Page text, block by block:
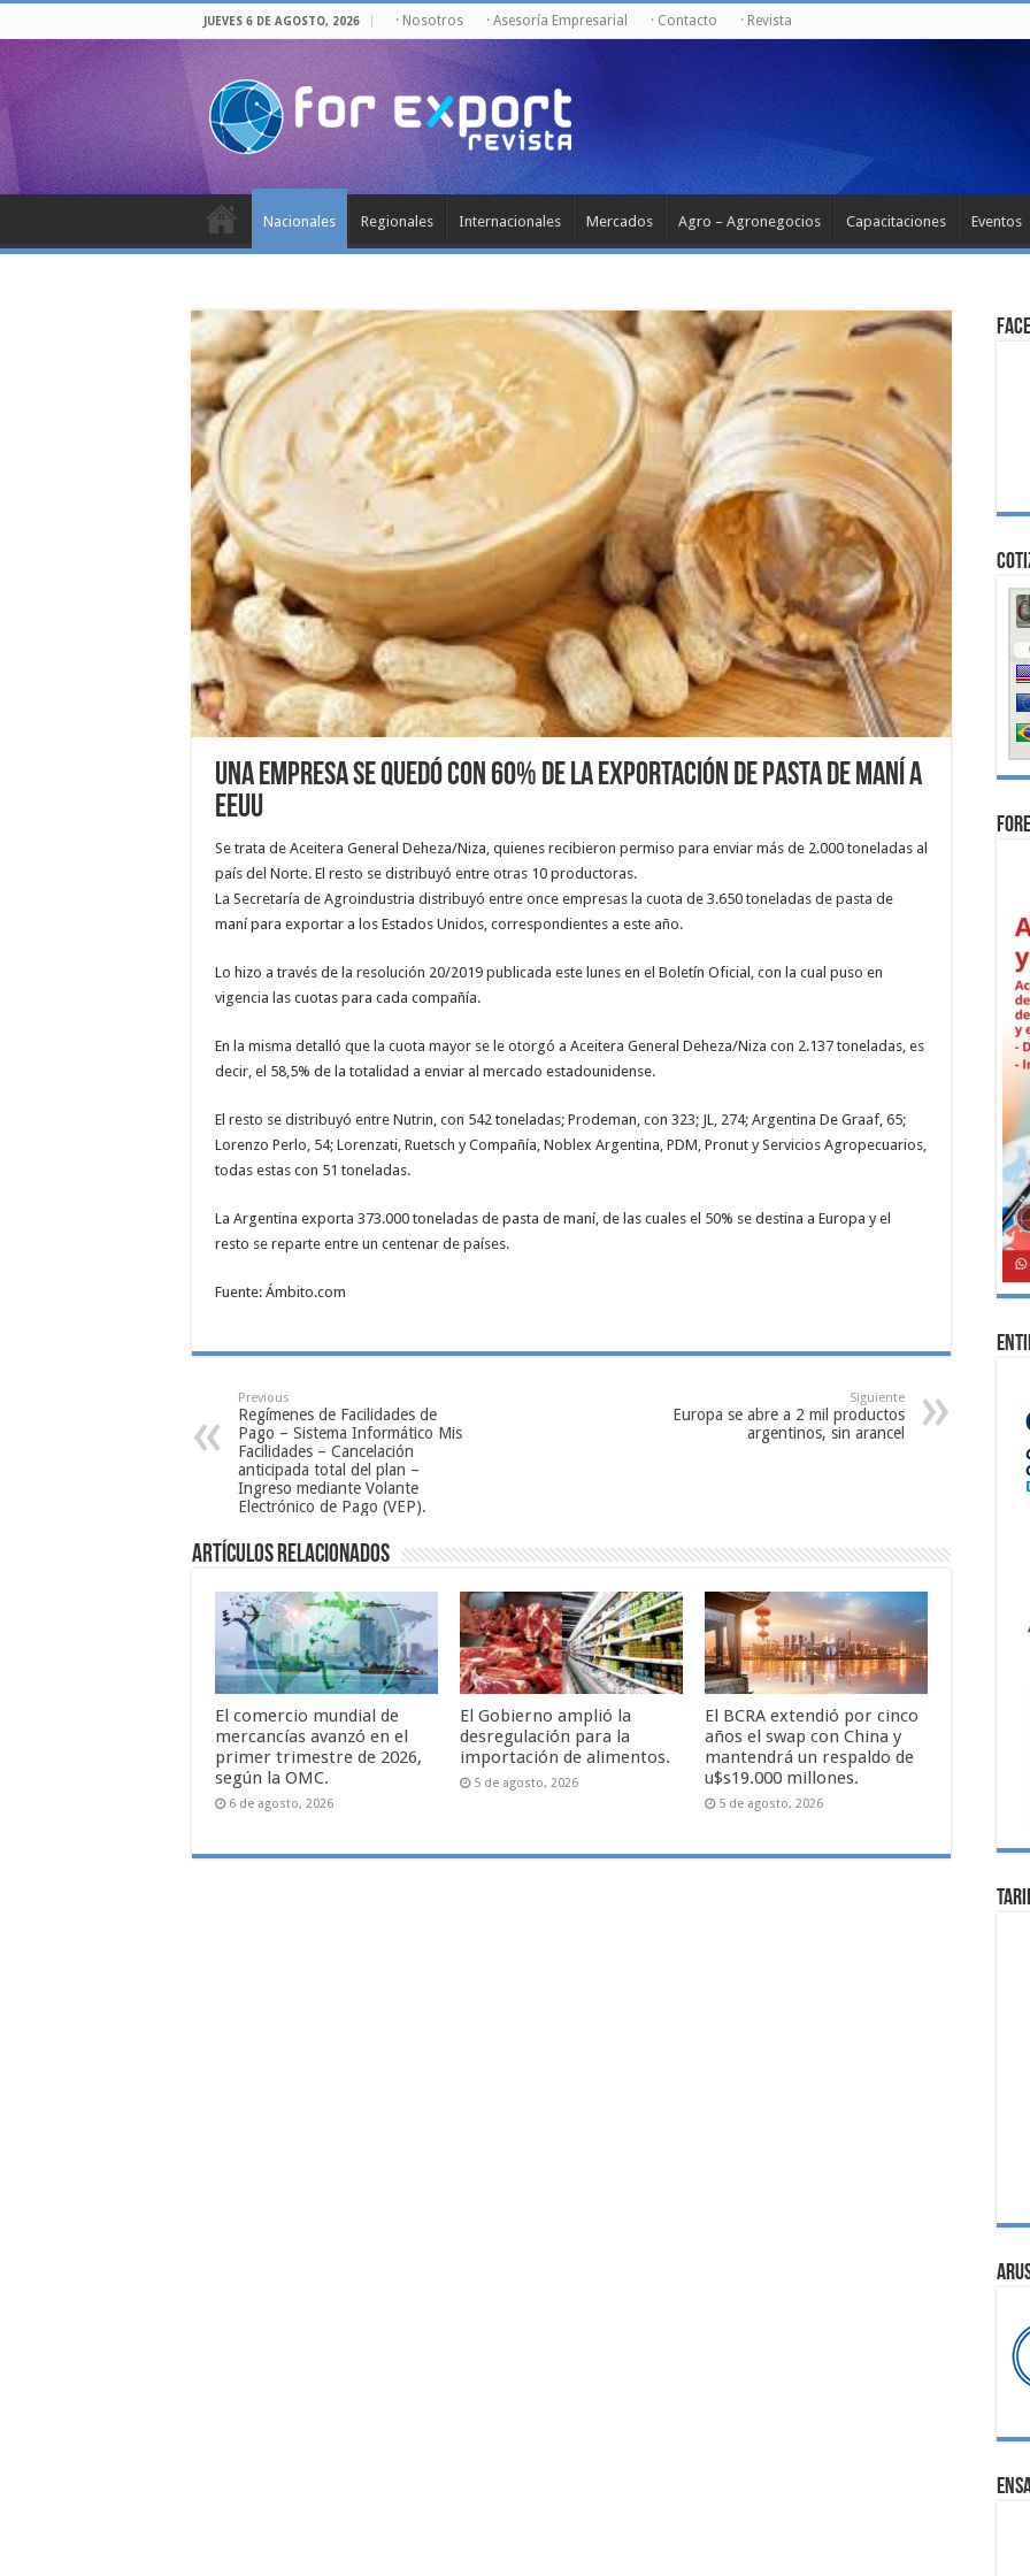
JUEVES 6 DE AGOSTO, 2026 · Nosotros · Asesoría Empresarial · Contacto · Revista
Nacionales Regionales Internacionales Mercados Agro – Agronegocios Capacitaciones Eventos
Una empresa se quedó con 60% de la exportación de pasta de maní a
EEUU
Se trata de Aceitera General Deheza/Niza, quienes recibieron permiso para enviar más de 2.000 toneladas al
país del Norte. El resto se distribuyó entre otras 10 productoras.
La Secretaría de Agroindustria distribuyó entre once empresas la cuota de 3.650 toneladas de pasta de
maní para exportar a los Estados Unidos, correspondientes a este año.
Lo hizo a través de la resolución 20/2019 publicada este lunes en el Boletín Oficial, con la cual puso en
vigencia las cuotas para cada compañía.
En la misma detalló que la cuota mayor se le otorgó a Aceitera General Deheza/Niza con 2.137 toneladas, es
decir, el 58,5% de la totalidad a enviar al mercado estadounidense.
El resto se distribuyó entre Nutrin, con 542 toneladas; Prodeman, con 323; JL, 274; Argentina De Graaf, 65;
Lorenzo Perlo, 54; Lorenzati, Ruetsch y Compañía, Noblex Argentina, PDM, Pronut y Servicios Agropecuarios,
todas estas con 51 toneladas.
La Argentina exporta 373.000 toneladas de pasta de maní, de las cuales el 50% se destina a Europa y el
resto se reparte entre un centenar de países.
Fuente: Ámbito.com
Previous
Regímenes de Facilidades de
Pago – Sistema Informático Mis
Facilidades – Cancelación
anticipada total del plan –
Ingreso mediante Volante
Electrónico de Pago (VEP).
Siguiente
Europa se abre a 2 mil productos
argentinos, sin arancel
Artículos relacionados
El comercio mundial de
mercancías avanzó en el
primer trimestre de 2026,
según la OMC.
6 de agosto, 2026
El Gobierno amplió la
desregulación para la
importación de alimentos.
5 de agosto, 2026
El BCRA extendió por cinco
años el swap con China y
mantendrá un respaldo de
u$s19.000 millones.
5 de agosto, 2026